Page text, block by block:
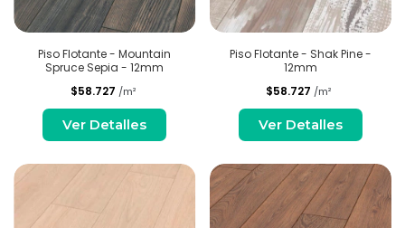
Piso Flotante - Mountain
Spruce Sepia - 12mm
$58.727 /m²
Ver Detalles
Piso Flotante - Shak Pine -
12mm
$58.727 /m²
Ver Detalles